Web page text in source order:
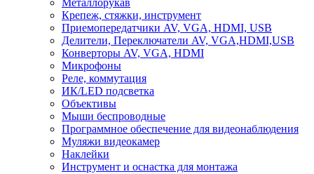
Металлорукав
Крепеж, стяжки, инструмент
Приемопередатчики AV, VGA, HDMI, USB
Делители, Переключатели AV, VGA,HDMI,USB
Конверторы AV, VGA, HDMI
Микрофоны
Реле, коммутация
ИК/LED подсветка
Объективы
Мыши беспроводные
Программное обеспечение для видеонаблюдения
Муляжи видеокамер
Наклейки
Инструмент и оснастка для монтажа